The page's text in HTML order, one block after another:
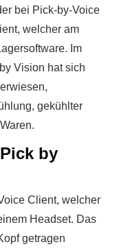
bei Pick-by-Voice
welcher am
Im
Vision hat sich
gekühlter
by
Client, welcher
Headset. Das
getragen